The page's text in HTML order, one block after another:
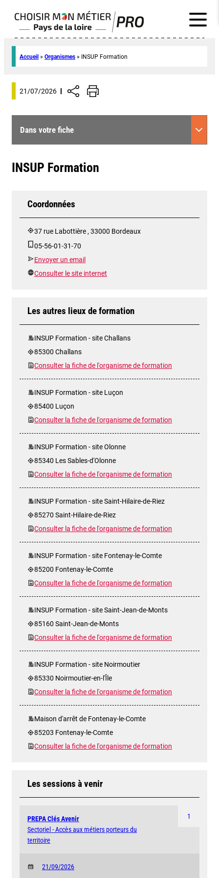
Accueil » Organismes » INSUP Formation
21/07/2026
Dans votre fiche
INSUP Formation
Coordonnées
37 rue Labottière , 33000 Bordeaux
05-56-01-31-70
Envoyer un email
Consulter le site internet
Les autres lieux de formation
INSUP Formation - site Challans
85300 Challans
Consulter la fiche de l'organisme de formation
INSUP Formation - site Luçon
85400 Luçon
Consulter la fiche de l'organisme de formation
INSUP Formation - site Olonne
85340 Les Sables-d'Olonne
Consulter la fiche de l'organisme de formation
INSUP Formation - site Saint-Hilaire-de-Riez
85270 Saint-Hilaire-de-Riez
Consulter la fiche de l'organisme de formation
INSUP Formation - site Fontenay-le-Comte
85200 Fontenay-le-Comte
Consulter la fiche de l'organisme de formation
INSUP Formation - site Saint-Jean-de-Monts
85160 Saint-Jean-de-Monts
Consulter la fiche de l'organisme de formation
INSUP Formation - site Noirmoutier
85330 Noirmoutier-en-l'Île
Consulter la fiche de l'organisme de formation
Maison d'arrêt de Fontenay-le-Comte
85203 Fontenay-le-Comte
Consulter la fiche de l'organisme de formation
Les sessions à venir
1
PREPA Clés Avenir
Sectoriel - Accès aux métiers porteurs du
territoire
21/09/2026